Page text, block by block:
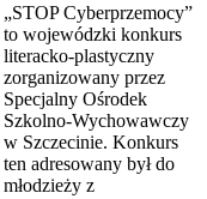
„STOP Cyberprzemocy”
to wojewódzki konkurs
literacko-plastyczny
zorganizowany przez
Specjalny Ośrodek
Szkolno-Wychowawczy
w Szczecinie. Konkurs
ten adresowany był do
młodzieży z